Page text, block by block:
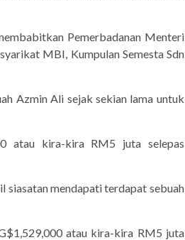
Pemerbadanan Menteri
MBI, Kumpulan Semesta Sdn
Azmin Ali sejak sekian lama untuk
atau kira-kira RM5 juta selepas
siasatan mendapati terdapat sebuah
atau kira-kira RM5 juta